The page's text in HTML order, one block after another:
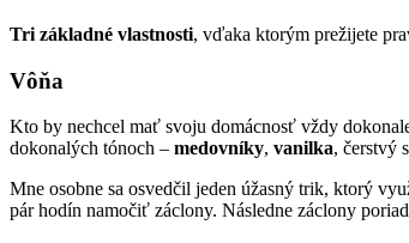
Tri základné vlastnosti, vďaka ktorým prežijete
Vôňa
Kto by nechcel mať svoju domácnosť vždy
dokonalých tónoch – medovníky, vanilka, čerstvý
Mne osobne sa osvedčil jeden úžasný trik, ktorý
pár hodín namočiť záclony. Následne záclony